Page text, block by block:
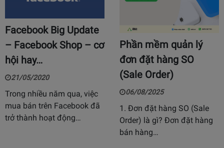
Facebook Big Update
– Facebook Shop – cơ
hội hay…
21/05/2020
Trong nhiều năm qua, việc
mua bán trên Facebook đã
trở thành hoạt động…
Phần mềm quản lý
đơn đặt hàng SO
(Sale Order)
06/08/2025
1. Đơn đặt hàng SO (Sale
Order) là gì? Đơn đặt hàng
bán hàng…